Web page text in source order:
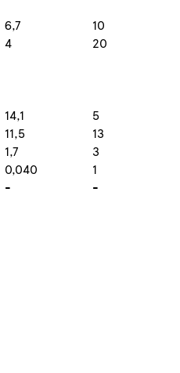
6,7
10
4 20
14,1
5
11,5
13
1,7
3
0,040
1
- -